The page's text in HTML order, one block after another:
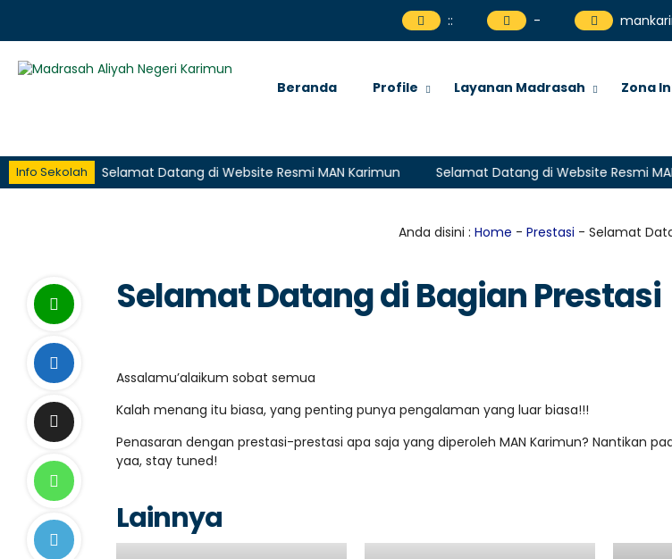
:: -
Beranda Profile Layanan Madrasah Zona
Info SekolahSelamat Datang di Website Resmi MAN Karimun Selamat Datang di Website Resmi MAN
Anda disini : Home - Prestasi - Selamat
Selamat Datang di Bagian Prestasi
Assalamu’alaikum sobat semua
Kalah menang itu biasa, yang penting punya pengalaman yang luar biasa!!!
Penasaran dengan prestasi-prestasi apa saja yang diperoleh MAN Karimun? Nantikan
yaa, stay tuned!
Lainnya